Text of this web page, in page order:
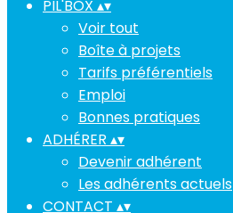
PIL'BOX ▴▾
Voir tout
Boîte à projets
Tarifs préférentiels
Emploi
Bonnes pratiques
ADHÉRER ▴▾
Devenir adhérent
Les adhérents actuels
CONTACT ▴▾